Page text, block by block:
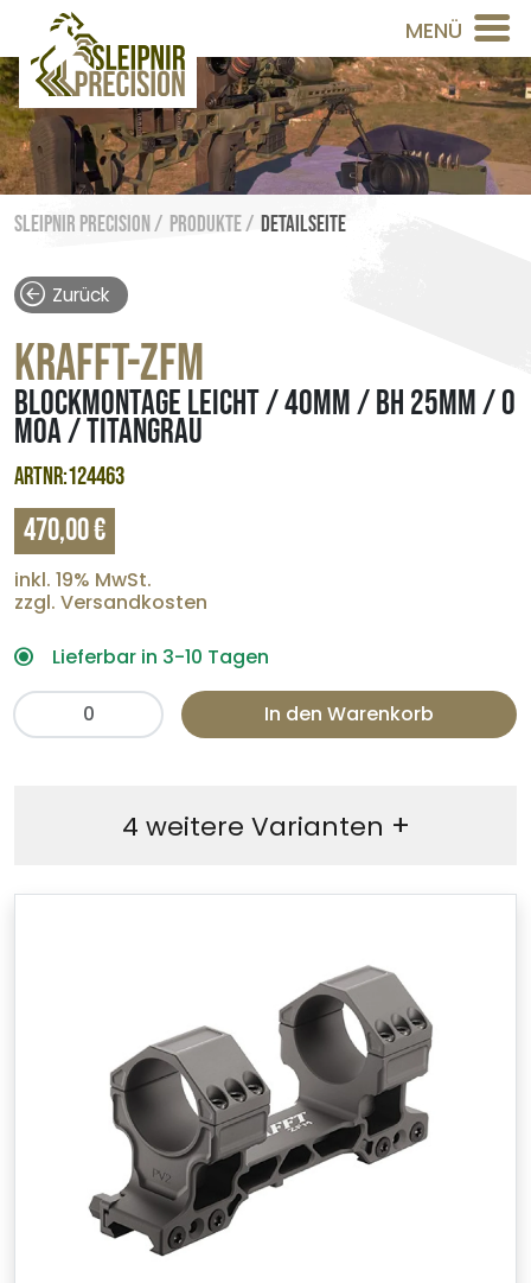
MENÜ
Sleipnir Precision / Produkte / Detailseite
Zurück
KRAFFT-ZFM
BLOCKMONTAGE LEICHT / 40MM / BH 25MM / 0
MOA / TITANGRAU
ARTNR:124463
470,00 €
inkl. 19% MwSt.
zzgl. Versandkosten
Lieferbar in 3-10 Tagen
In den Warenkorb
4 weitere Varianten +